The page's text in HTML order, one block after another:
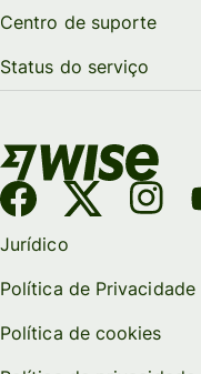
Centro de suporte
Status do serviço
Jurídico
Política de Privacidade
Política de cookies